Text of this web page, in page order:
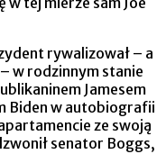
rywalizował – a
w rodzinnym stanie
Jamesem
Biden w autobiografii
ze swoją
senator Boggs,